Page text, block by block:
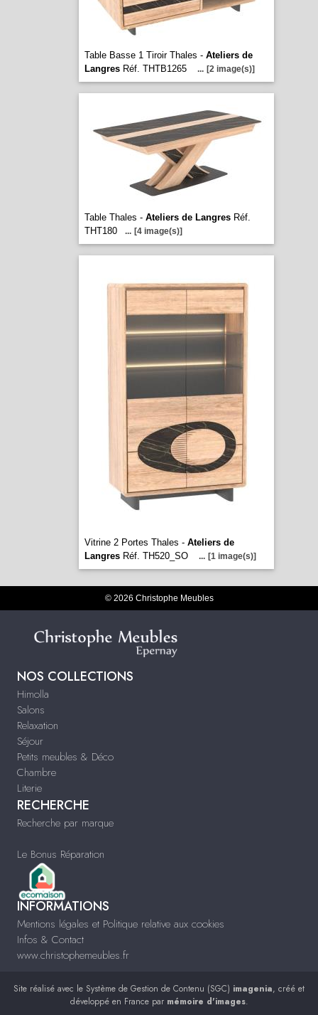
Table Basse 1 Tiroir Thales - Ateliers de
LangresRéf. THTB1265 ... [2 image(s)]
Table Thales - Ateliers de LangresRéf.
THT180
... [4 image(s)]
Vitrine 2 Portes Thales - Ateliers de
LangresRéf. TH520_SO ... [1 image(s)]
© 2026 Christophe Meubles
NOS COLLECTIONS
Himolla
Salons
Relaxation
Séjour
Petits meubles & Déco
Chambre
Literie
RECHERCHE
Recherche par marque
Le Bonus Réparation
INFORMATIONS
Mentions légales et Politique relative aux cookies
Infos & Contact
www.christophemeubles.fr
Site réalisé avec le Système de Gestion de Contenu (SGC) imagenia, créé et
développé en France par mémoire d'images.